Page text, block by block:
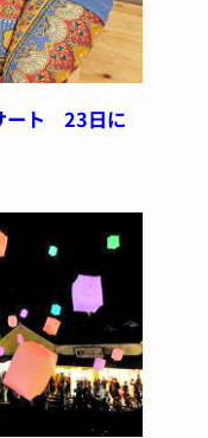
ート 23日に